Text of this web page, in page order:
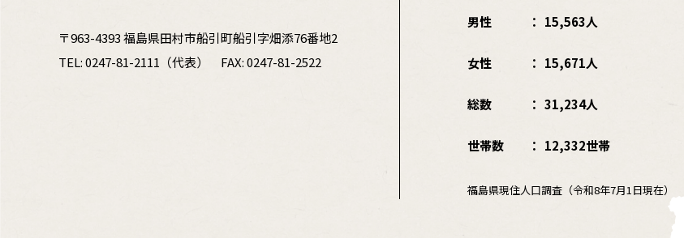
〒963-4393 福島県田村市船引町船引字畑添76番地2
TEL:0247-81-2111 （代表） FAX: 0247-81-2522
男性 15,563人
女性 15,671人
総数 31,234人
世帯数 12,332世帯
福島県現住人口調査（令和8年7月1日現在）